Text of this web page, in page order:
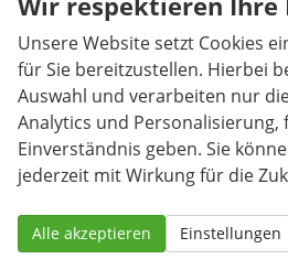
Unsere Website setzt Cookies
für Sie bereitzustellen. Hierbei
Auswahl und verarbeiten nur
Analytics und Personalisierung,
Einverständnis geben. Sie
jederzeit mit Wirkung für die
Alle akzeptieren Einstellungen